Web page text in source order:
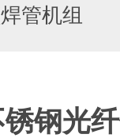
管机组
钢光